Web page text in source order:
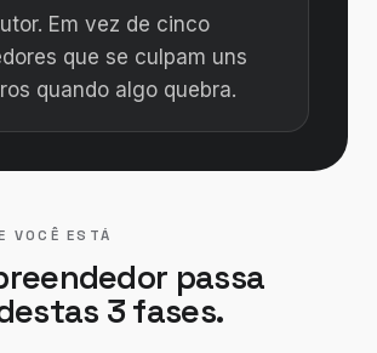
Em vez de cinco
que se culpam uns
quando algo quebra.
VOCÊ ESTÁ
passa
3 fases.